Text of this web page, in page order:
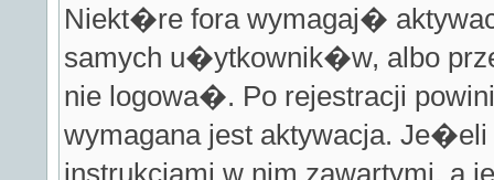
Niekt�re fora wymagaj�
samych u�ytkownik�w, albo
nie logowa�. Po rejestracji
wymagana jest aktywacja.
instrukcjami w nim zawartymi,